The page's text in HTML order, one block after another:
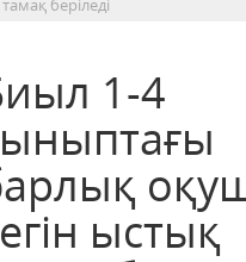
тамақ беріледі
1-4
ыстық